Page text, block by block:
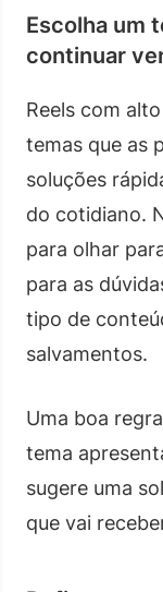
Escolha um
continuar
Reels com
temas que as
soluções
do cotidiano.
para olhar
para as
tipo de
salvamentos.
Uma boa
tema
sugere uma
que vai